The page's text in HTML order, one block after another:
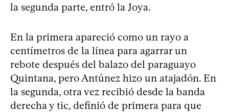
la segunda parte, entró la Joya.
En la primera apareció como un rayo a
centímetros de la línea para agarrar un
rebote después del balazo del paraguayo
Quintana, pero Antúnez hizo un atajadón. En
la segunda, otra vez recibió desde la banda
derecha y tic, definió de primera para que